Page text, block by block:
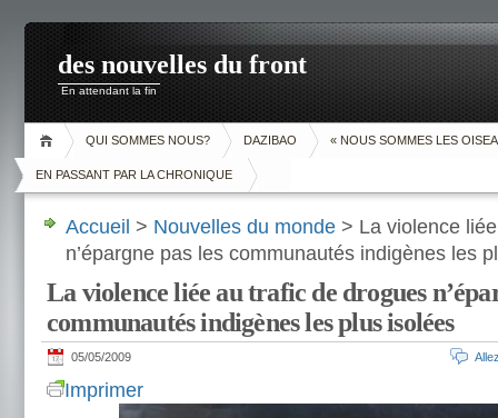
des nouvelles du front
En attendant la fin
QUI SOMMES NOUS? DAZIBAO « NOUS SOMMES LES
EN PASSANT PAR LA CHRONIQUE
Accueil > Nouvelles du monde > La violence
n’épargne pas les communautés indigènes les
La violence liée au trafic de drogues
communautés indigènes les plus isolées
05/05/2009
Imprimer